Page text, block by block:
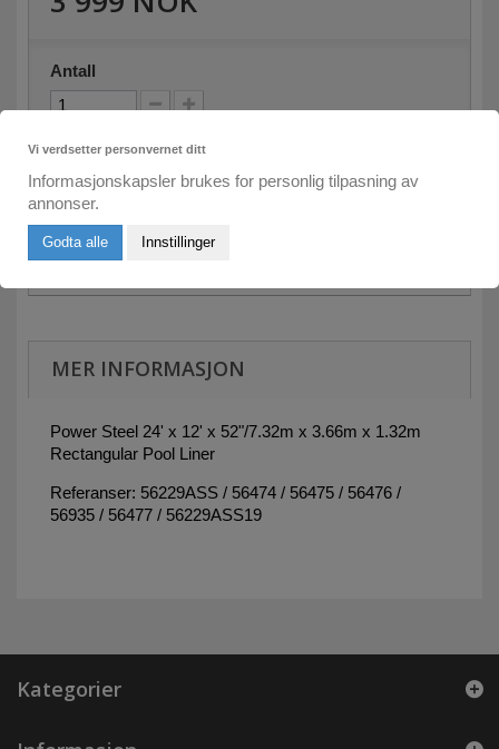
Antall
På lager Få varer igjen på lager!
Legg i kurven
MER INFORMASJON
Power Steel 24' x 12' x 52"/7.32m x 3.66m x 1.32m
Rectangular Pool Liner
Referanser: 56229ASS / 56474 / 56475 / 56476 /
56935 / 56477 / 56229ASS19
Kategorier
Vi verdsetter personvernet ditt
Informasjonskapsler brukes for personlig tilpasning av
annonser.
Godta alle Innstillinger